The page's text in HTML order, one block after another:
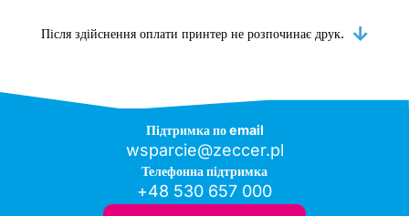
Після здійснення оплати принтер не розпочинає друк.
Підтримка по email
wsparcie@zeccer.pl
Телефонна підтримка
+48 530 657 000